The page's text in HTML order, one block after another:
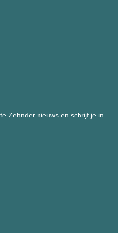
Zehnder nieuws en schrijf je in